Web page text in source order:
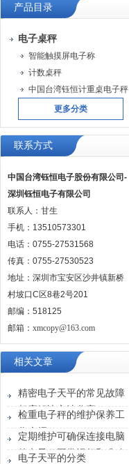
产品目录
电子桌秤
智能触摸屏电子称
计数桌秤
中国台湾钰恒计重桌电子秤
更多分类
联系方式
中国台湾钰恒电子股份有限公司-
深圳钰恒电子有限公司
联系人：甘生
手机：13510573301
电话：0755-27531568
传真：0755-27530523
地址：深圳市宝安区沙井镇新桥
村坡口C区8巷2号201
邮编：518125
邮箱： xmcopy@163.com
相关文章
精密电子天平的常见故障
相应解决方法分享
检重电子秤的维护保养工
作介绍
定期维护可确保连接电脑
的电子秤正常运行和准确
电子天平的分类